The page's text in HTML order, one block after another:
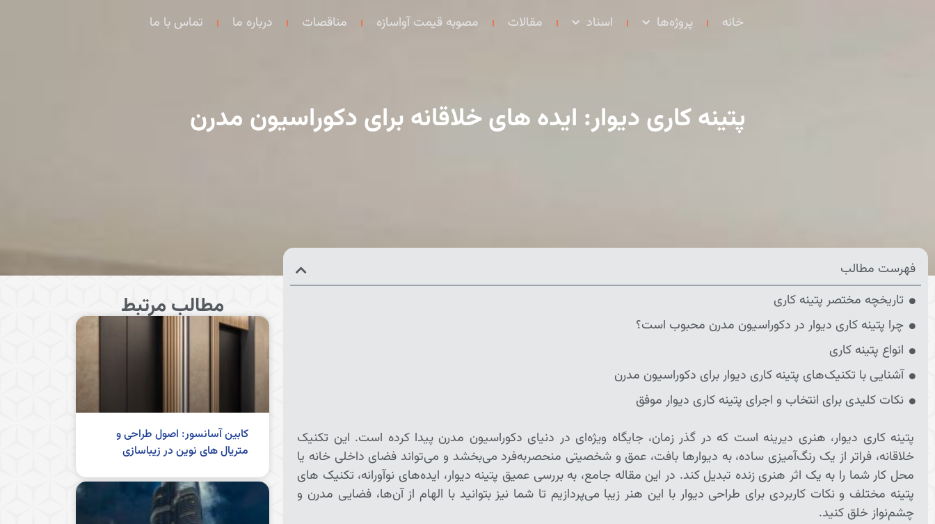
خانه پروژه‌ها اسناد مقالات مصوبه قیمت آواسازه مناقصات درباره ما تماس با ما
پتینه کاری دیوار: ایده های خلاقانه برای دکوراسیون مدرن
فهرست مطالب
تاریخچه مختصر پتینه کاری
چرا پتینه کاری دیوار در دکوراسیون مدرن محبوب است؟
انواع پتینه کاری
آشنایی با تکنیک‌های پتینه کاری دیوار برای دکوراسیون مدرن
نکات کلیدی برای انتخاب و اجرای پتینه کاری دیوار موفق
پتینه کاری دیوار، هنری دیرینه است که در گذر زمان، جایگاه ویژه‌ای در دنیای دکوراسیون مدرن پیدا کرده است. این تکنیک
خلاقانه، فراتر از یک رنگ‌آمیزی ساده، به دیوارها بافت، عمق و شخصیتی منحصربه‌فرد می‌بخشد و می‌تواند فضای داخلی خانه یا
محل کار شما را به یک اثر هنری زنده تبدیل کند. در این مقاله جامع، به بررسی عمیق پتینه دیوار، ایده‌های نوآورانه، تکنیک های
پتینه مختلف و نکات کاربردی برای طراحی دیوار با این هنر زیبا می‌پردازیم تا شما نیز بتوانید با الهام از آن‌ها، فضایی مدرن و
چشم‌نواز خلق کنید.
مطالب مرتبط
کابین آسانسور: اصول طراحی و
متریال های نوین در زیباسازی